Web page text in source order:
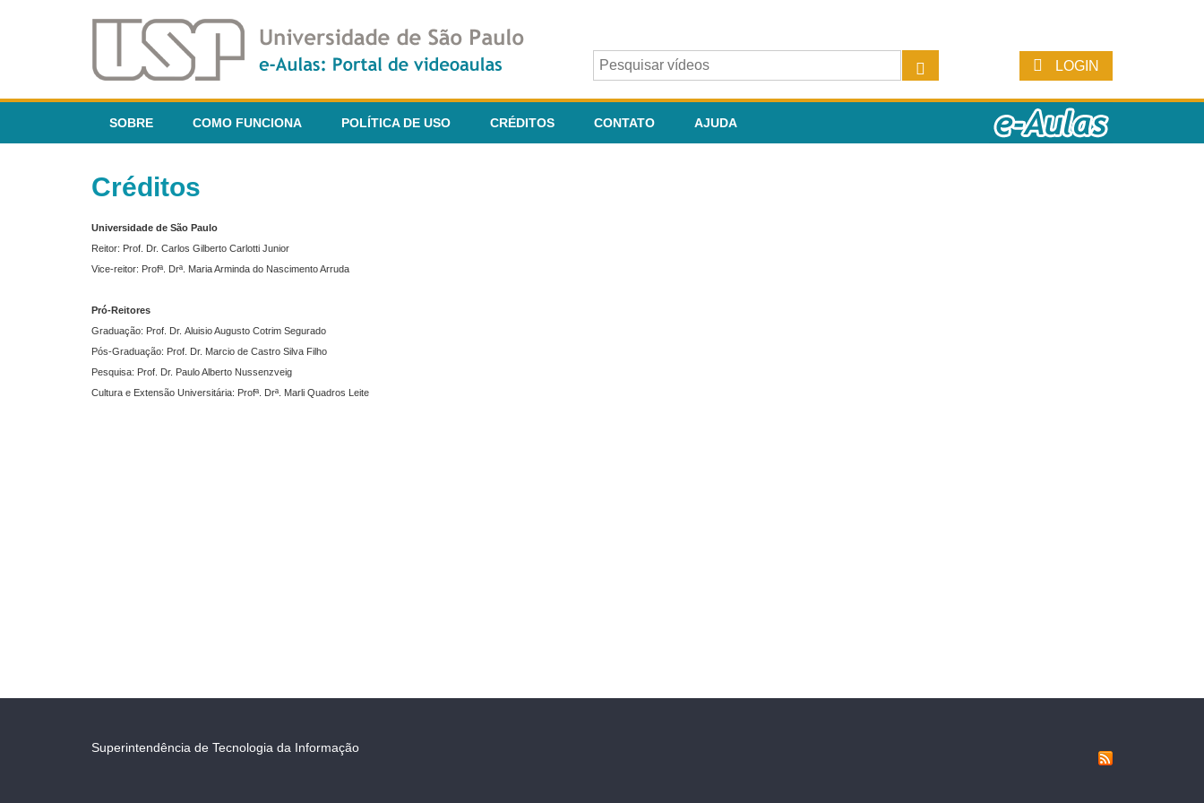
LOGIN
SOBRE COMO FUNCIONA POLÍTICA DE USO CRÉDITOS CONTATO AJUDA
Créditos
Universidade de São Paulo
Reitor: Prof. Dr. Carlos Gilberto Carlotti Junior
Vice-reitor: Profª. Drª. Maria Arminda do Nascimento Arruda
Pró-Reitores
Graduação: Prof. Dr. Aluisio Augusto Cotrim Segurado
Pós-Graduação: Prof. Dr. Marcio de Castro Silva Filho
Pesquisa: Prof. Dr. Paulo Alberto Nussenzveig
Cultura e Extensão Universitária: Profª. Drª. Marli Quadros Leite
Superintendência de Tecnologia da Informação